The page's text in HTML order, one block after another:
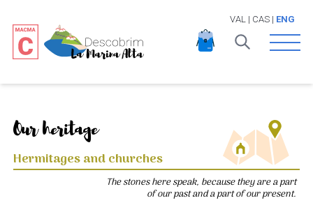
VAL | CAS| ENG
Open
Our heritage
Hermitages and churches
The stones here speak, because they are a part
of our past and a part of our present.